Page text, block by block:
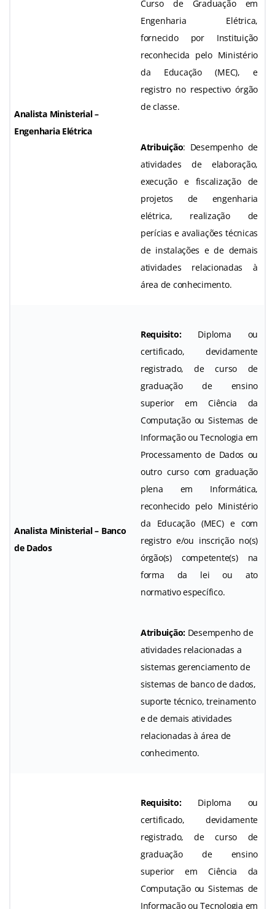
Analista Ministerial –
Engenharia Elétrica
Curso de Graduação em
Engenharia Elétrica,
fornecido por Instituição
reconhecida pelo Ministério
da Educação (MEC), e
registro no respectivo órgão
de classe.
Atribuição: Desempenho de
atividades de elaboração,
execução e fiscalização de
projetos de engenharia
elétrica, realização de
perícias e avaliações técnicas
de instalações e de demais
atividades relacionadas à
área de conhecimento.
Analista Ministerial – Banco
de Dados
Requisito:Diploma ou
certificado, devidamente
registrado, de curso de
graduação de ensino
superior em Ciência da
Computação ou Sistemas de
Informação ou Tecnologia em
Processamento de Dados ou
outro curso com graduação
plena em Informática,
reconhecido pelo Ministério
da Educação (MEC) e com
registro e/ou inscrição no(s)
órgão(s) competente(s) na
forma da lei ou ato
normativo específico.
Atribuição: Desempenho de
atividades relacionadas a
sistemas gerenciamento de
sistemas de banco de dados,
suporte técnico, treinamento
e de demais atividades
relacionadas à área de
conhecimento.
Requisito:Diploma ou
certificado, devidamente
registrado, de curso de
graduação de ensino
superior em Ciência da
Computação ou Sistemas de
Informação ou Tecnologia em